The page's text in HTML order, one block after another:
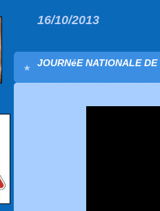
16/10/2013
JOURNéE NATIONALE